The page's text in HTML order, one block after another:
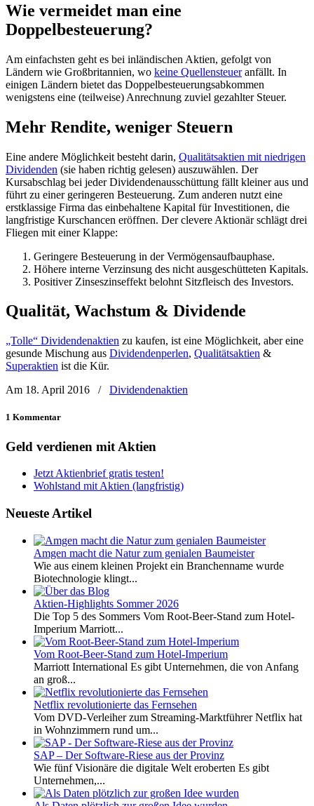
Wie vermeidet man eine
Doppelbesteuerung?
Am einfachsten geht es bei inländischen Aktien, gefolgt von
Ländern wie Großbritannien, wo keine Quellensteueranfällt. In
einigen Ländern bietet das Doppelbesteuerungsabkommen
wenigstens eine (teilweise) Anrechnung zuviel gezahlter Steuer.
Mehr Rendite, weniger Steuern
Eine andere Möglichkeit besteht darin, Qualitätsaktien mit niedrigen
Dividenden (sie haben richtig gelesen) auszuwählen. Der
Kursabschlag bei jeder Dividendenausschüttung fällt kleiner aus und
führt zu einer geringeren Besteuerung. Zum anderen nutzt eine
erstklassige Firma das einbehaltene Kapital für Investitionen, die
langfristige Kurschancen eröffnen. Der clevere Aktionär schlägt drei
Fliegen mit einer Klappe:
Geringere Besteuerung in der Vermögensaufbauphase.
Höhere interne Verzinsung des nicht ausgeschütteten Kapitals.
Positiver Zinseszinseffekt belohnt Sitzfleisch des Investors.
Qualität, Wachstum & Dividende
„Tolle“ Dividendenaktien zu kaufen, ist eine Möglichkeit, aber eine
gesunde Mischung aus Dividendenperlen, Qualitätsaktien &
Superaktien ist die Kür.
Am 18. April 2016
/ Dividendenaktien
1 Kommentar
Geld verdienen mit Aktien
Jetzt Aktienbrief gratis testen!
Wohlstand mit Aktien (langfristig)
Neueste Artikel
Amgen macht die Natur zum genialen Baumeister
Wie aus einem kleinen Projekt ein Branchenname wurde
Biotechnologie klingt...
Aktien-Highlights Sommer 2026
Die Top 5 des Sommers Vom Root-Beer-Stand zum Hotel-
Imperium Marriott...
Vom Root-Beer-Stand zum Hotel-Imperium
Marriott International Es gibt Unternehmen, die von Anfang
an groß...
Netflix revolutionierte das Fernsehen
Vom DVD-Verleiher zum Streaming-Marktführer Netflix hat
in Wohnzimmern rund um...
SAP – Der Software-Riese aus der Provinz
Wie fünf Visionäre die digitale Welt eroberten Es gibt
Unternehmen,...